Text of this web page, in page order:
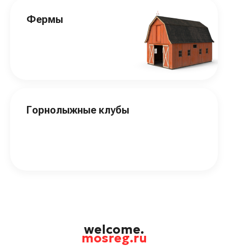
Фермы
Горнолыжные клубы
welcome.
mosreg.ru